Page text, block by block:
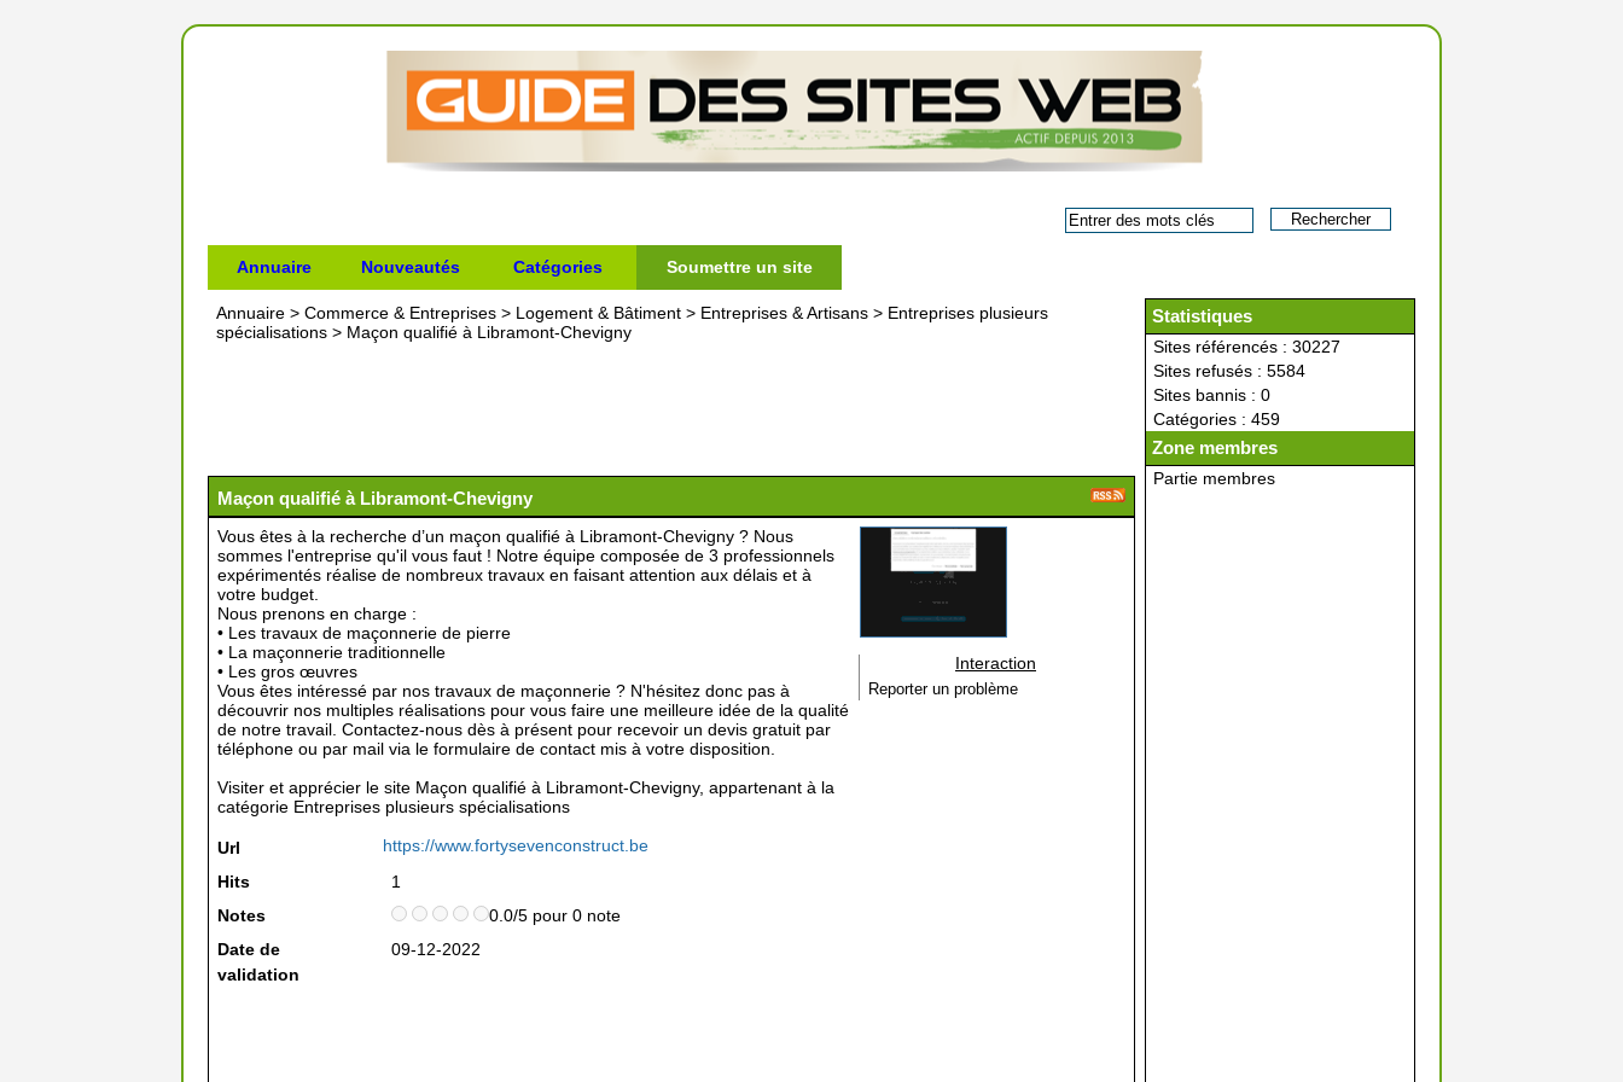
Annuaire Nouveautés Catégories Soumettre un site
Statistiques
Sites référencés : 30227
Sites refusés : 5584
Sites bannis : 0
Catégories : 459
Zone membres
Partie membres
Annuaire > Commerce & Entreprises > Logement & Bâtiment > Entreprises & Artisans > Entreprises plusieurs
spécialisations > Maçon qualifié à Libramont-Chevigny
Maçon qualifié à Libramont-Chevigny
Vous êtes à la recherche d’un maçon qualifié à Libramont-Chevigny ? Nous
sommes l'entreprise qu'il vous faut ! Notre équipe composée de 3 professionnels
expérimentés réalise de nombreux travaux en faisant attention aux délais et à
votre budget.
Nous prenons en charge :
• Les travaux de maçonnerie de pierre
• La maçonnerie traditionnelle
• Les gros œuvres
Vous êtes intéressé par nos travaux de maçonnerie ? N'hésitez donc pas à
découvrir nos multiples réalisations pour vous faire une meilleure idée de la qualité
de notre travail. Contactez-nous dès à présent pour recevoir un devis gratuit par
téléphone ou par mail via le formulaire de contact mis à votre disposition.
Visiter et apprécier le site Maçon qualifié à Libramont-Chevigny, appartenant à la
catégorie Entreprises plusieurs spécialisations
Url
https://www.fortysevenconstruct.be
Hits
1
Notes
0.0/5 pour 0 note
Date de
validation
09-12-2022
Interaction
Reporter un problème